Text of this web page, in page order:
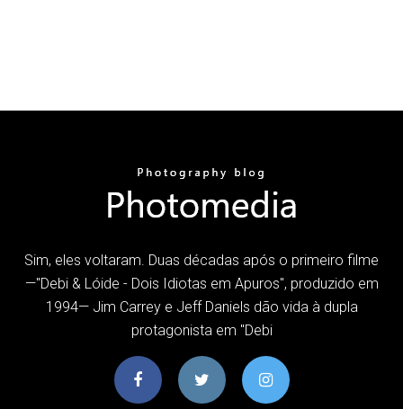
Sim, eles voltaram. Duas décadas após o primeiro filme
—"Debi & Lóide - Dois Idiotas em Apuros", produzido em
1994— Jim Carrey e Jeff Daniels dão vida à dupla
protagonista em "Debi